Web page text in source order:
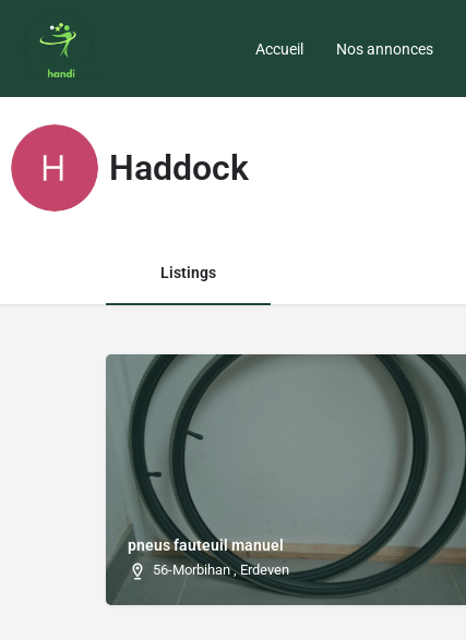
Accueil Nos annonces
Haddock
Listings
pneus fauteuil manuel
56-Morbihan , Erdeven